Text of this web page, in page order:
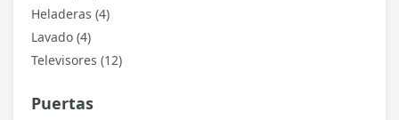
Heladeras (4)
Lavado (4)
Televisores (12)
Puertas